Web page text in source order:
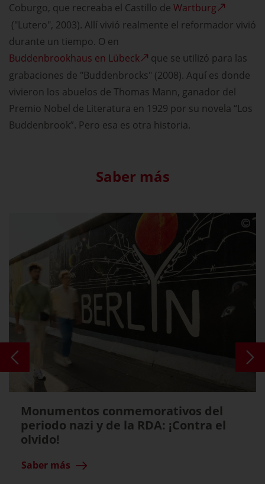
Coburgo, que recreaba el Castillo de Wartburg
("Lutero", 2003). Allí vivió realmente el reformador vivió
durante un tiempo. O en
Buddenbrookhaus en Lübeck
que se utilizó para las
grabaciones de "Buddenbrocks" (2008). Aquí es donde
vivieron los abuelos de Thomas Mann, ganador del
Premio Nobel de Literatura en 1929 por su novela “Los
Buddenbrook”. Pero esa es otra historia.
Saber más
Monumentos conmemorativos del
periodo nazi y de la RDA: ¡Contra el
olvido!
Saber más